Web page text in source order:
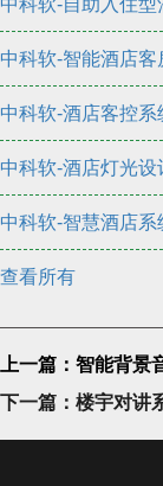
中科软-自助入住型
中科软-智能酒店
中科软-酒店客控
中科软-智慧酒店
查看所有
上一篇：智能背
下一篇：楼宇对讲